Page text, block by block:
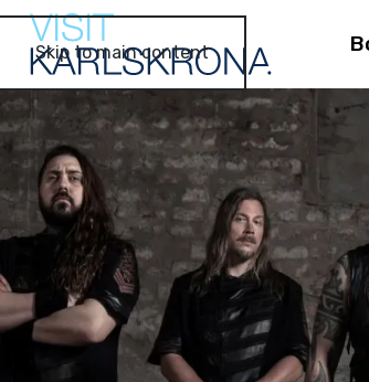
Skip to main content